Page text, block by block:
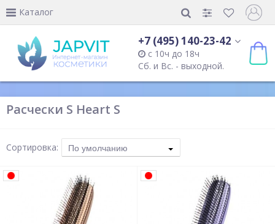
Каталог
+7 (495) 140-23-42
с 10ч до 18ч
Сб. и Вс. - выходной.
Расчески S Heart S
Сортировка: По умолчанию